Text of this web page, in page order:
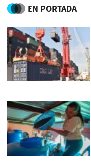
EN PORTADA